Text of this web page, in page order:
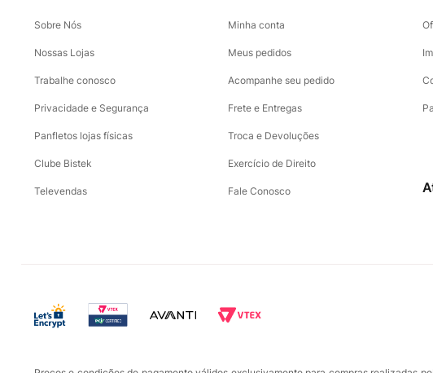
Sobre Nós
Nossas Lojas
Trabalhe conosco
Privacidade e Segurança
Panfletos lojas físicas
Clube Bistek
Televendas
Minha conta
Meus pedidos
Acompanhe seu pedido
Frete e Entregas
Troca e Devoluções
Exercício de Direito
Fale Conosco